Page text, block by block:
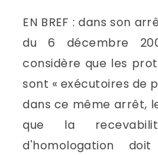
EN BREF : dans son
du 6 décembre
considère que les
sont « exécutoires de
dans ce même arrêt,
que la
d'homologation